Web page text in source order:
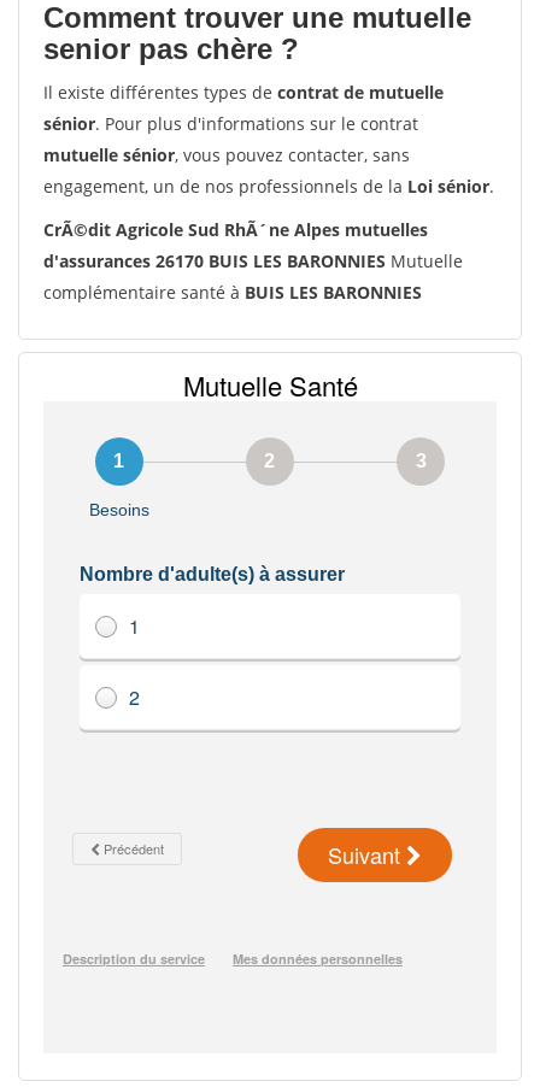
Comment trouver une mutuelle
senior pas chère ?
Il existe différentes types de contrat de mutuelle
sénior. Pour plus d'informations sur le contrat
mutuelle sénior, vous pouvez contacter, sans
engagement, un de nos professionnels de la Loi sénior.
CrÃ©dit Agricole Sud RhÃ´ne Alpes mutuelles
d'assurances 26170 BUIS LES BARONNIES Mutuelle
complémentaire santé à BUIS LES BARONNIES